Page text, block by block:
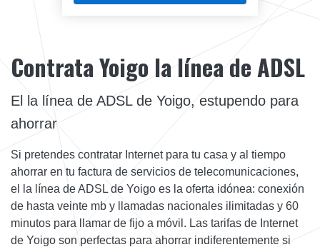
Contrata Yoigo la línea de ADSL
El la línea de ADSL de Yoigo, estupendo para
ahorrar
Si pretendes contratar Internet para tu casa y al tiempo
ahorrar en tu factura de servicios de telecomunicaciones,
el la línea de ADSL de Yoigo es la oferta idónea: conexión
de hasta veinte mb y llamadas nacionales ilimitadas y 60
minutos para llamar de fijo a móvil. Las tarifas de Internet
de Yoigo son perfectas para ahorrar indiferentemente si